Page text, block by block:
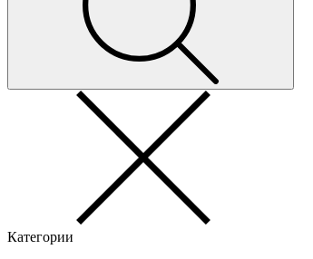
Категории